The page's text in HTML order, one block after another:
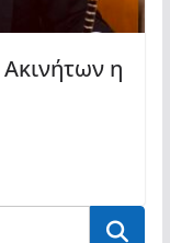
Ακινήτων η